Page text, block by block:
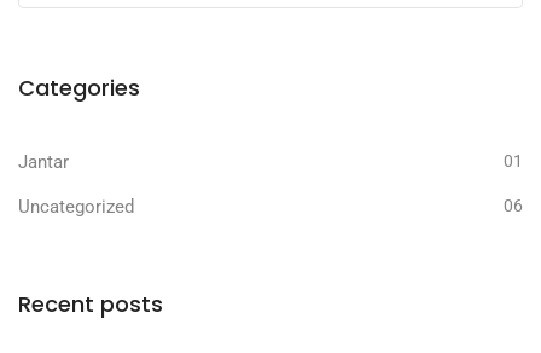
Categories
Jantar 01
Uncategorized 06
Recent posts